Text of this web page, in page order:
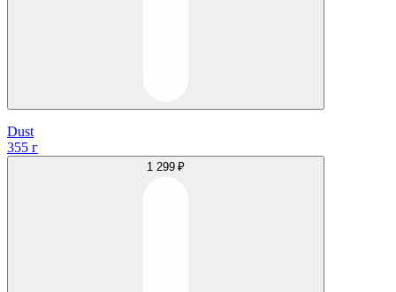
Dust
355 г
1 299 ₽